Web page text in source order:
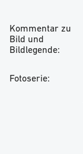
Kommentar zu
Bild und
Bildlegende:
Fotoserie: